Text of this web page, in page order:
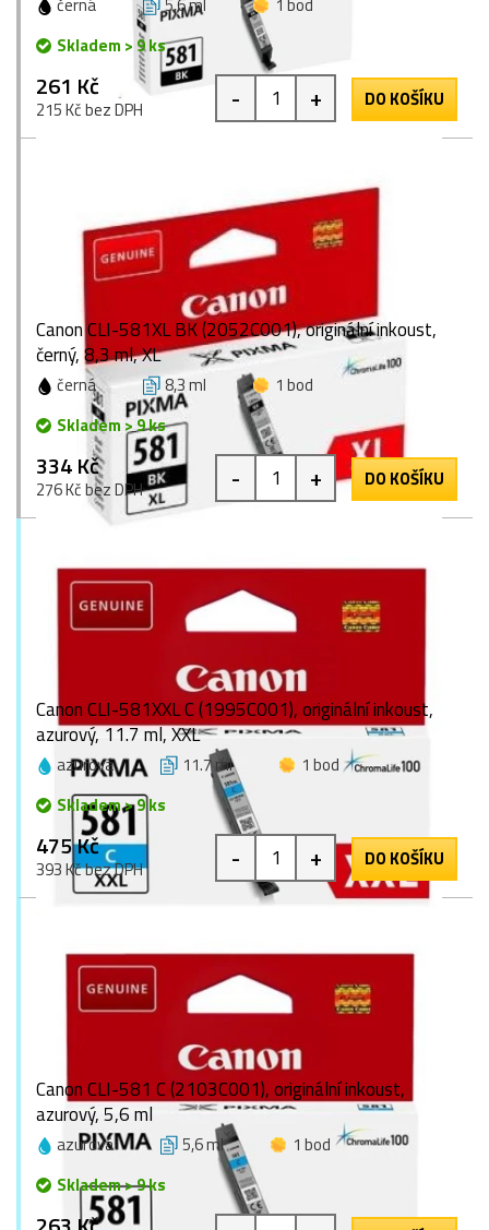
Skladem > 9 ks
261 Kč
215 Kč bez DPH - + DO KOŠÍKU
Canon CLI-581XL BK (2052C001), originální inkoust,
černý, 8,3 ml, XL
černá 8,3 ml
1 bod
Skladem > 9 ks
334 Kč
276 Kč bez DPH - + DO KOŠÍKU
Canon CLI-581XXL C (1995C001), originální inkoust,
azurový, 11.7 ml, XXL
azurová 11.7 ml
1 bod
Skladem > 9 ks
475 Kč
393 Kč bez DPH - + DO KOŠÍKU
Canon CLI-581 C (2103C001), originální inkoust,
azurový, 5,6 ml
azurová 5,6 ml
1 bod
Skladem > 9 ks